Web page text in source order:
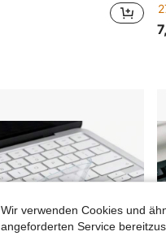
Wir verwenden Cookies und
angeforderten Service